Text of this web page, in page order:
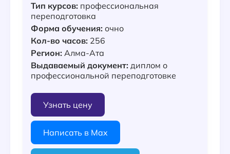
Тип курсов: профессиональная
переподготовка
Форма обучения: очно
Кол-во часов: 256
Регион: Алма-Ата
Выдаваемый документ: диплом о
профессиональной переподготовке
Узнать цену
Написать в Max